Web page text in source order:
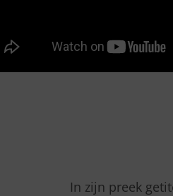
In zijn preek